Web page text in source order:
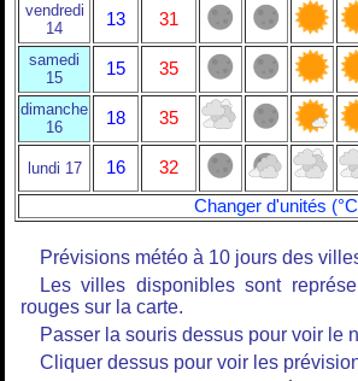
vendredi
14
13 31
samedi
15
15 35
dimanche
16
18 35
lundi 17 16
32
Changer d'unités
Prévisions météo à 10 jours des
Les villes disponibles sont
rouges sur la carte.
Passer la souris dessus pour voir le
Cliquer dessus pour voir les